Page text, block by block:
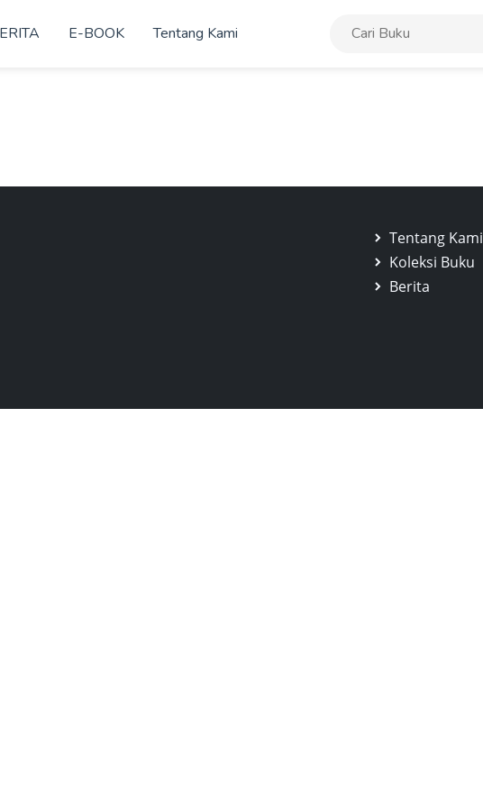
E-BOOK Tentang Kami
Tentang Kami
Koleksi Buku
Berita